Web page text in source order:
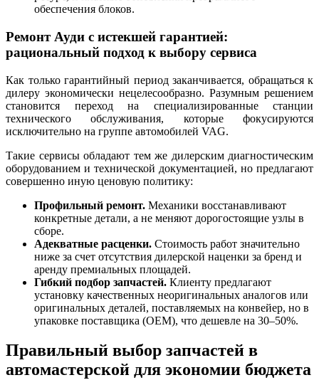
обеспечения блоков.
Ремонт Ауди с истекшей гарантией:
рациональный подход к выбору сервиса
Как только гарантийный период заканчивается, обращаться к
дилеру экономически нецелесообразно. Разумным решением
становится переход на специализированные станции
технического обслуживания, которые фокусируются
исключительно на группе автомобилей VAG.
Такие сервисы обладают тем же дилерским диагностическим
оборудованием и технической документацией, но предлагают
совершенно иную ценовую политику:
Профильный ремонт. Механики восстанавливают
конкретные детали, а не меняют дорогостоящие узлы в
сборе.
Адекватные расценки. Стоимость работ значительно
ниже за счет отсутствия дилерской наценки за бренд и
аренду премиальных площадей.
Гибкий подбор запчастей. Клиенту предлагают
установку качественных неоригинальных аналогов или
оригинальных деталей, поставляемых на конвейер, но в
упаковке поставщика (OEM), что дешевле на 30–50%.
Правильный выбор запчастей в
автомастерской для экономии бюджета